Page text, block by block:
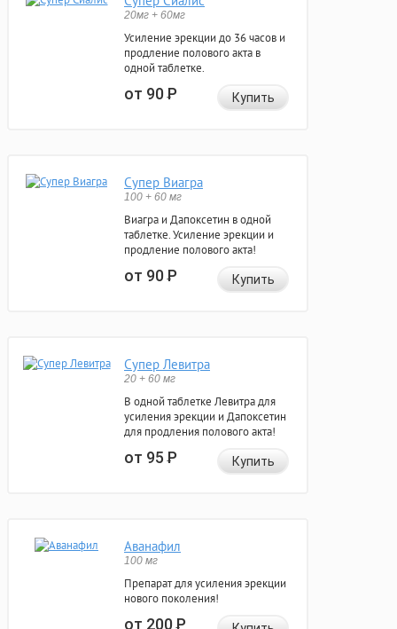
20мг + 60мг
Усиление эрекции до 36 часов и
продление полового акта в
одной таблетке.
от 90Р Купить
Супер Виагра
100 + 60 мг
Виагра и Дапоксетин в одной
таблетке. Усиление эрекции и
продление полового акта!
от 90Р Купить
Супер Левитра
20 + 60 мг
В одной таблетке Левитра для
усиления эрекции и Дапоксетин
для продления полового акта!
от 95Р Купить
Аванафил
100 мг
Препарат для усиления эрекции
нового поколения!
от 200Р